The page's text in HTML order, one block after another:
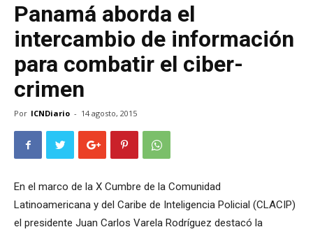
Panamá aborda el
intercambio de información
para combatir el ciber-
crimen
Por ICNDiario - 14 agosto, 2015
En el marco de la X Cumbre de la Comunidad
Latinoamericana y del Caribe de Inteligencia Policial (CLACIP)
el presidente Juan Carlos Varela Rodríguez destacó la